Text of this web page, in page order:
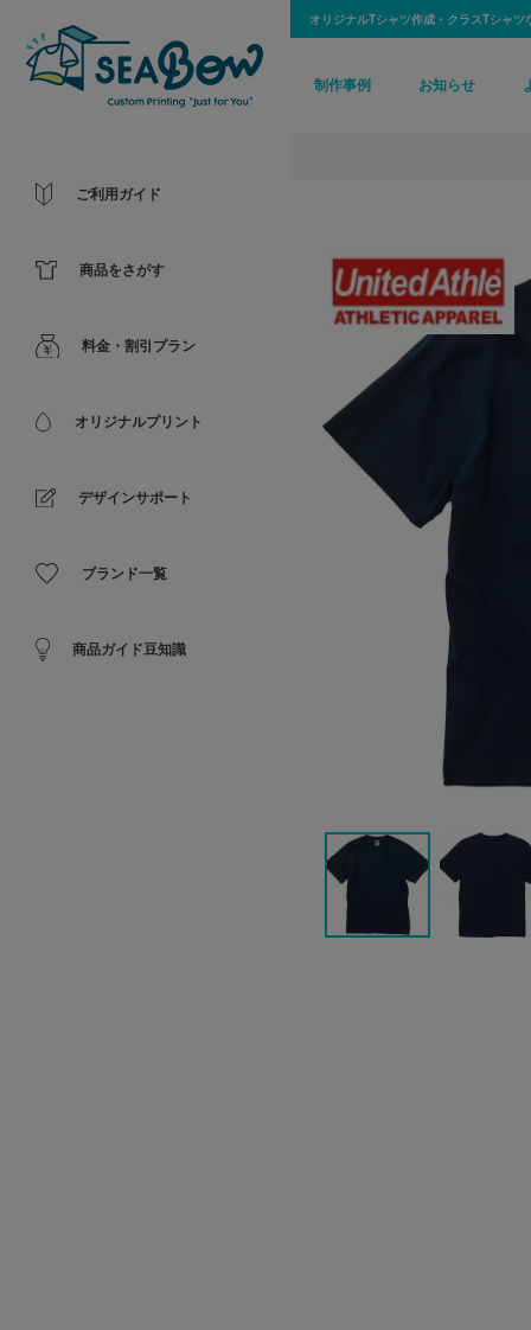
オリジナルTシャツ作成・クラスTシャ
制作事例 お知らせ
ご利用ガイド
商品をさがす
料金・割引プラン
オリジナルプリント
デザインサポート
ブランド一覧
商品ガイド豆知識